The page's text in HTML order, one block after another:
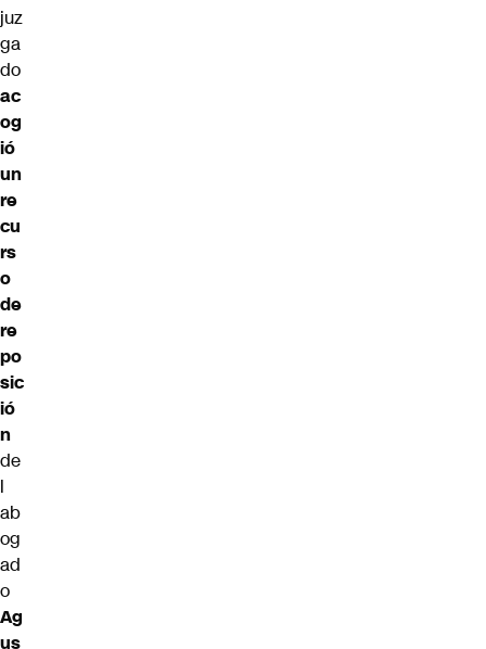
juz
ga
do
ac
og
ió
un
re
cu
rs
o
de
re
po
sic
ió
n
de
l
ab
og
ad
o
Ag
us